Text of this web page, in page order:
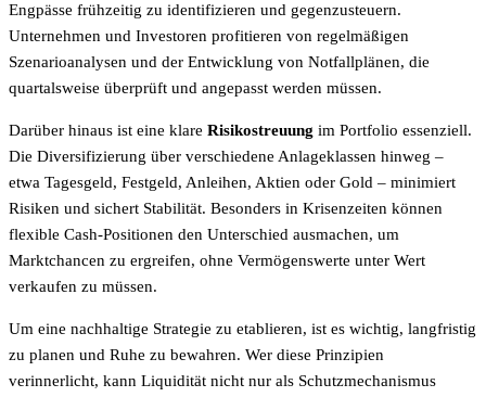
Engpässe frühzeitig zu identifizieren und gegenzusteuern.
Unternehmen und Investoren profitieren von regelmäßigen
Szenarioanalysen und der Entwicklung von Notfallplänen, die
quartalsweise überprüft und angepasst werden müssen.
Darüber hinaus ist eine klare Risikostreuung im Portfolio essenziell.
Die Diversifizierung über verschiedene Anlageklassen hinweg –
etwa Tagesgeld, Festgeld, Anleihen, Aktien oder Gold – minimiert
Risiken und sichert Stabilität. Besonders in Krisenzeiten können
flexible Cash-Positionen den Unterschied ausmachen, um
Marktchancen zu ergreifen, ohne Vermögenswerte unter Wert
verkaufen zu müssen.
Um eine nachhaltige Strategie zu etablieren, ist es wichtig, langfristig
zu planen und Ruhe zu bewahren. Wer diese Prinzipien
verinnerlicht, kann Liquidität nicht nur als Schutzmechanismus